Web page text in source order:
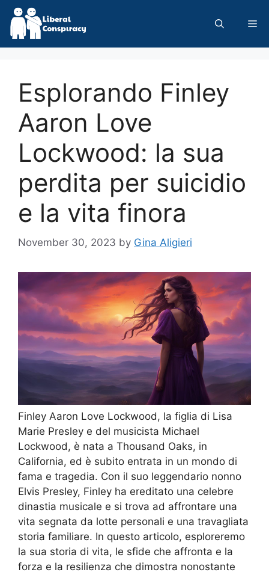
Skip
content
Esplorando Finley
Aaron Love
Lockwood: la sua
perdita per suicidio
e la vita finora
November 30, 2023 by Gina Aligieri
Finley Aaron Love Lockwood, la figlia di Lisa
Marie Presley e del musicista Michael
Lockwood, è nata a Thousand Oaks, in
California, ed è subito entrata in un mondo di
fama e tragedia. Con il suo leggendario nonno
Elvis Presley, Finley ha ereditato una celebre
dinastia musicale e si trova ad affrontare una
vita segnata da lotte personali e una travagliata
storia familiare. In questo articolo, esploreremo
la sua storia di vita, le sfide che affronta e la
forza e la resilienza che dimostra nonostante